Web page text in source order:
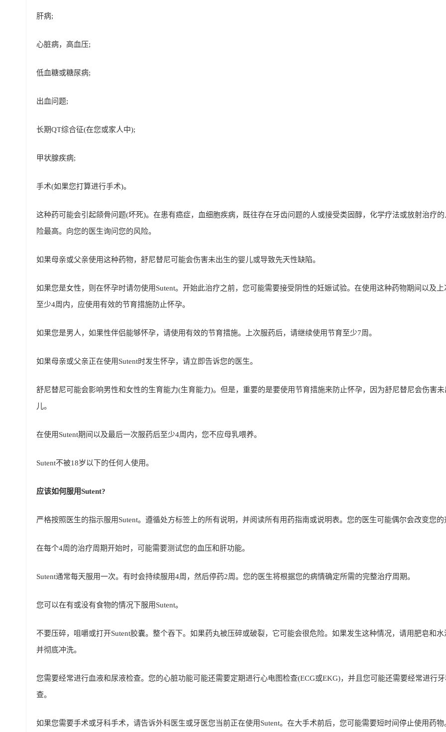
肝病;
心脏病，高血压;
低血糖或糖尿病;
出血问题;
长期QT综合征(在您或家人中);
甲状腺疾病;
手术(如果您打算进行手术)。
这种药可能会引起颌骨问题(坏死)。在患有癌症，血细胞疾病，既往存在牙齿问题的人或接受类固醇，化学疗法或放射治疗
险最高。向您的医生询问您的风险。
如果母亲或父亲使用这种药物，舒尼替尼可能会伤害未出生的婴儿或导致先天性缺陷。
如果您是女性，则在怀孕时请勿使用Sutent。开始此治疗之前，您可能需要接受阴性的妊娠试验。在使用这种药物期间以及上
至少4周内，应使用有效的节育措施防止怀孕。
如果您是男人，如果性伴侣能够怀孕，请使用有效的节育措施。上次服药后，请继续使用节育至少7周。
如果母亲或父亲正在使用Sutent时发生怀孕，请立即告诉您的医生。
舒尼替尼可能会影响男性和女性的生育能力(生育能力)。但是，重要的是要使用节育措施来防止怀孕，因为舒尼替尼会伤害
儿。
在使用Sutent期间以及最后一次服药后至少4周内，您不应母乳喂养。
Sutent不被18岁以下的任何人使用。
应该如何服用Sutent?
严格按照医生的指示服用Sutent。遵循处方标签上的所有说明，并阅读所有用药指南或说明表。您的医生可能偶尔会改变您的
在每个4周的治疗周期开始时，可​​能需要测试您的血压和肝功能。
Sutent通常每天服用一次。有时会持续服用4周，然后停药2周。您的医生将根据您的病情确定所需的完整治疗周期。
您可以在有或没有食物的情况下服用Sutent。
不要压碎，咀嚼或打开Sutent胶囊。整个吞下。如果药丸被压碎或破裂，它可能会很危险。如果发生这种情况，请用肥皂和水
并彻底冲洗。
您需要经常进行血液和尿液检查。您的心脏功能可能还需要定期进行心电图检查(ECG或EKG)，并且您可能还需要经常进行
查。
如果您需要手术或牙科手术，请告诉外科医生或牙医您当前正在使用Sutent。在大手术前后，您可能需要短时间停止使用药物